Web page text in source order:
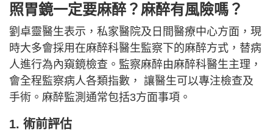
照胃鏡一定要麻醉？麻醉有風險嗎？
劉卓靈醫生表示，私家醫院及日間醫療中心方面，現
時大多會採用在麻醉科醫生監察下的麻醉方式，替病
人進行為內窺鏡檢查。監察麻醉由麻醉科醫生主理，
會全程監察病人各類指數， 讓醫生可以專注檢查及
手術。麻醉監測通常包括3方面事項。
1. 術前評估